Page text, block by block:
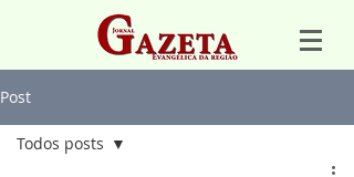
Post
Todos posts